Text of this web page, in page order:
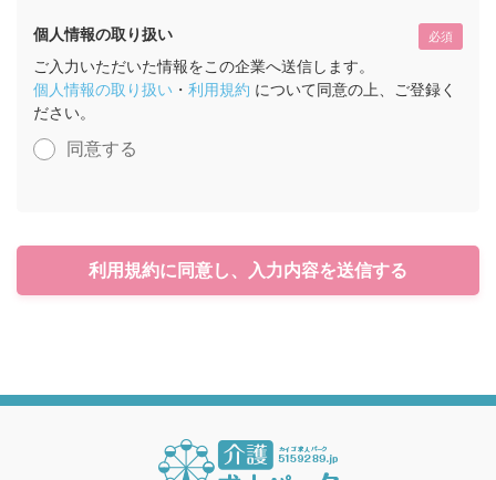
個人情報の取り扱い 必須
ご入力いただいた情報をこの企業へ送信します。
個人情報の取り扱い ・ 利用規約 について同意の上、ご登録く
ださい。
同意する
利用規約に同意し、入力内容を送信する